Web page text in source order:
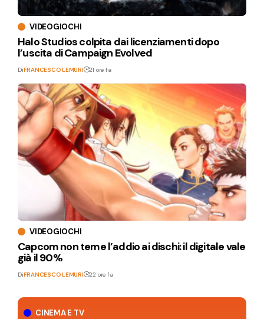
CINEMA E TV
VIDEOGIOCHI
Halo Studios colpita dai licenziamenti dopo
l’uscita di Campaign Evolved
DiFRANCESCO LEMURI 21 ore fa
VIDEOGIOCHI
Capcom non teme l’addio ai dischi: il digitale vale
già il 90%
DiFRANCESCO LEMURI 22 ore fa